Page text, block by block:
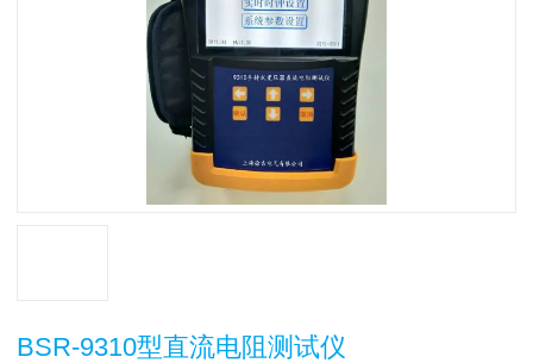
BSR-9310型直流电阻测试仪